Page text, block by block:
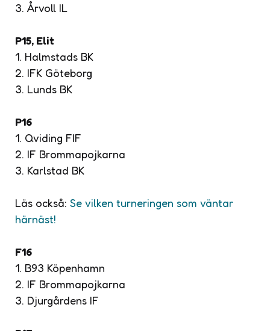
3. Årvoll IL
P15, Elit
1. Halmstads BK
2. IFK Göteborg
3. Lunds BK
P16
1. Qviding FIF
2. IF Brommapojkarna
3. Karlstad BK
Läs också: Se vilken turneringen som väntar
härnäst!
F16
1. B93 Köpenhamn
2. IF Brommapojkarna
3. Djurgårdens IF